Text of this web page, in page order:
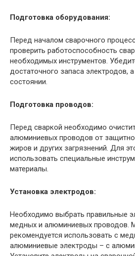
Подготовка оборудования:
Перед началом сварочного
проверить работоспособность
необходимых инструментов.
достаточного запаса электродов,
состоянии.
Подготовка проводов:
Перед сваркой необходимо
алюминиевых проводов от
жиров и других загрязнений. Для
использовать специальные
материалы.
Установка электродов:
Необходимо выбрать правильные
медных и алюминиевых проводов.
рекомендуется использовать с
алюминиевые электроды – с